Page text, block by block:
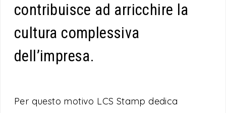
contribuisce ad arricchire la
cultura complessiva
dell’impresa.
Per questo motivo LCS Stamp dedica